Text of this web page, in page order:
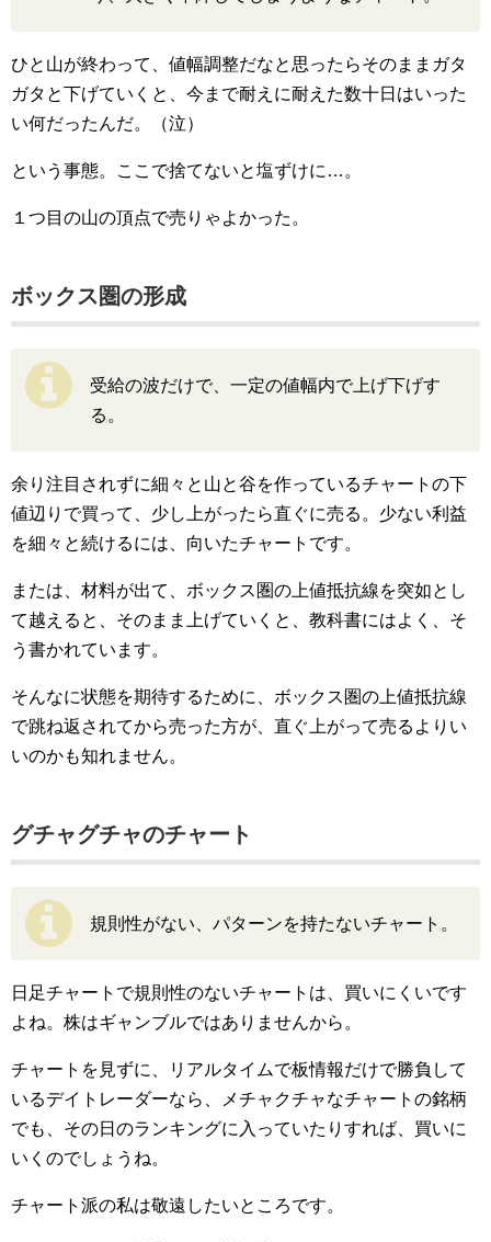
ひと山が終わって、値幅調整だなと思ったらそのままガタ
ガタと下げていくと、今まで耐えに耐えた数十日はいった
い何だったんだ。（泣）
という事態。ここで捨てないと塩ずけに…。
１つ目の山の頂点で売りゃよかった。
ボックス圏の形成
受給の波だけで、一定の値幅内で上げ下げす
る。
余り注目されずに細々と山と谷を作っているチャートの下
値辺りで買って、少し上がったら直ぐに売る。少ない利益
を細々と続けるには、向いたチャートです。
または、材料が出て、ボックス圏の上値抵抗線を突如とし
て越えると、そのまま上げていくと、教科書にはよく、そ
う書かれています。
そんなに状態を期待するために、ボックス圏の上値抵抗線
で跳ね返されてから売った方が、直ぐ上がって売るよりい
いのかも知れません。
グチャグチャのチャート
規則性がない、パターンを持たないチャート。
日足チャートで規則性のないチャートは、買いにくいです
よね。株はギャンブルではありませんから。
チャートを見ずに、リアルタイムで板情報だけで勝負して
いるデイトレーダーなら、メチャクチャなチャートの銘柄
でも、その日のランキングに入っていたりすれば、買いに
いくのでしょうね。
チャート派の私は敬遠したいところです。